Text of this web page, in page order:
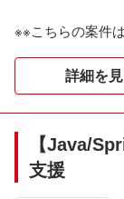
※※こちらの案件
詳細を
【Java/
支援